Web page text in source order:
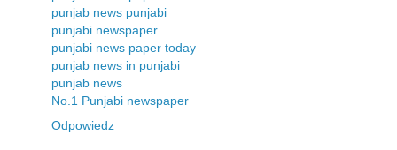
punjab news punjabi
punjabi newspaper
punjabi news paper today
punjab news in punjabi
punjab news
No.1 Punjabi newspaper
Odpowiedz